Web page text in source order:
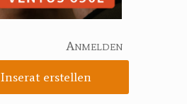
Anmelden
Inserat erstellen